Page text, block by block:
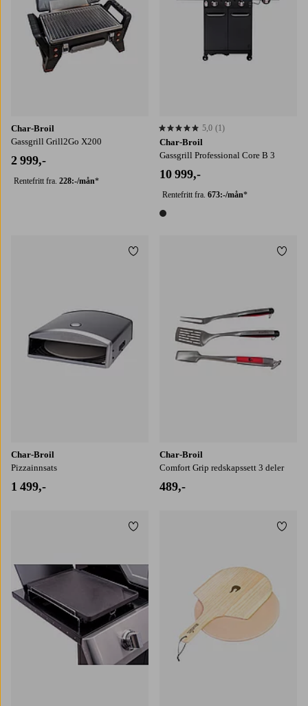
Char-Broil
Gassgrill Grill2Go X200
2 999,-
Rentefritt fra. 228:-/mån*
Char-Broil
Gassgrill Professional Core B 3
10 999,-
Rentefritt fra. 673:-/mån*
1 farge
5,0 basert på 1 karaktergivninger
5,0 (1)
Char-Broil
Pizzainnsats
1 499,-
Legg til favoritter
Char-Broil
Comfort Grip redskapssett 3 deler
489,-
Legg til favoritter